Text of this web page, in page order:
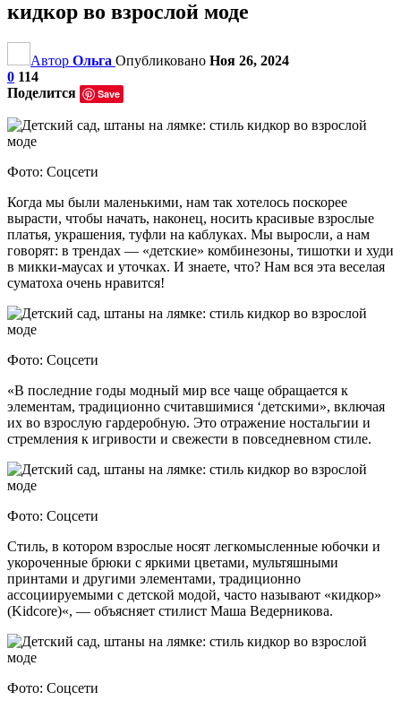
кидкор во взрослой моде
Автор Ольга Опубликовано Ноя 26, 2024
0 114
Поделится
Save
Фото: Соцсети
Когда мы были маленькими, нам так хотелось поскорее
вырасти, чтобы начать, наконец, носить красивые взрослые
платья, украшения, туфли на каблуках. Мы выросли, а нам
говорят: в трендах — «детские» комбинезоны, тишотки и худи
в микки-маусах и уточках. И знаете, что? Нам вся эта веселая
суматоха очень нравится!
Фото: Соцсети
«В последние годы модный мир все чаще обращается к
элементам, традиционно считавшимися ‘детскими», включая
их во взрослую гардеробную. Это отражение ностальгии и
стремления к игривости и свежести в повседневном стиле.
Фото: Соцсети
Стиль, в котором взрослые носят легкомысленные юбочки и
укороченные брюки с яркими цветами, мультяшными
принтами и другими элементами, традиционно
ассоциируемыми с детской модой, часто называют «кидкор»
(Kidcore)«, — объясняет стилист Маша Ведерникова.
Фото: Соцсети